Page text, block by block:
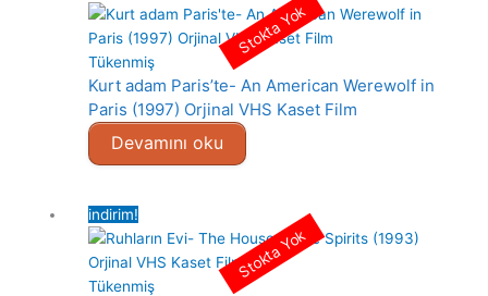
Tükenmiş
Kurt adam Paris’te- An American Werewolf in
Paris (1997) Orjinal VHS Kaset Film
Devamını oku
Stokta Yok
indirim!
Tükenmiş
Stokta Yok